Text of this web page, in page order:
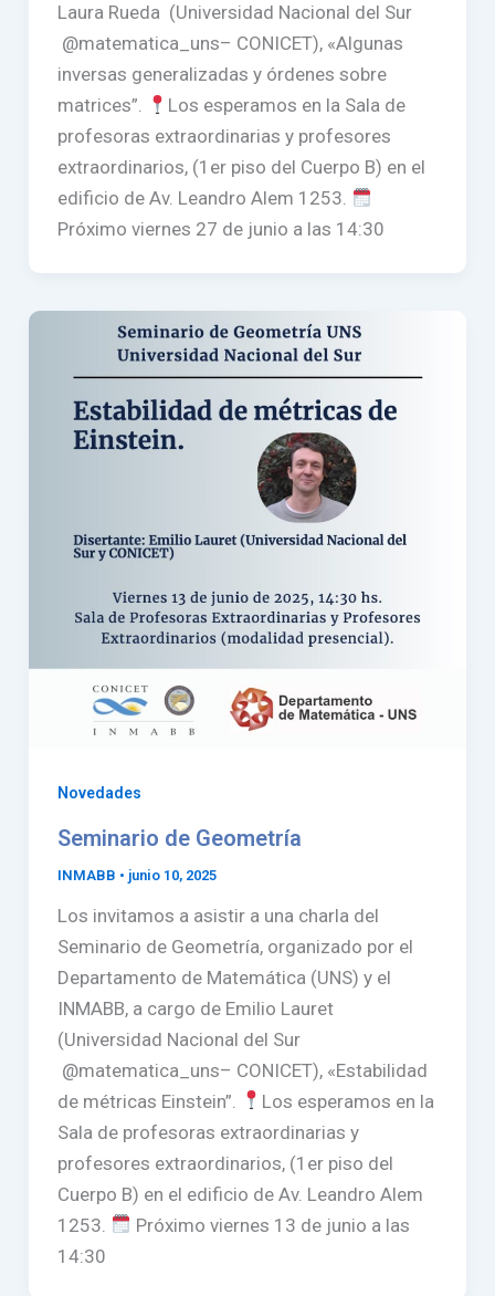
Laura Rueda (Universidad Nacional del Sur
@matematica_uns– CONICET), «Algunas
inversas generalizadas y órdenes sobre
matrices”.
Los esperamos en la Sala de
profesoras extraordinarias y profesores
extraordinarios, (1er piso del Cuerpo B) en el
edificio de Av. Leandro Alem 1253.
Próximo viernes 27 de junio a las 14:30
Novedades
Seminario de Geometría
INMABB • junio 10, 2025
Los invitamos a asistir a una charla del
Seminario de Geometría, organizado por el
Departamento de Matemática (UNS) y el
INMABB, a cargo de Emilio Lauret
(Universidad Nacional del Sur
@matematica_uns– CONICET), «Estabilidad
de métricas Einstein”.
Los esperamos en la
Sala de profesoras extraordinarias y
profesores extraordinarios, (1er piso del
Cuerpo B) en el edificio de Av. Leandro Alem
1253.
Próximo viernes 13 de junio a las
14:30